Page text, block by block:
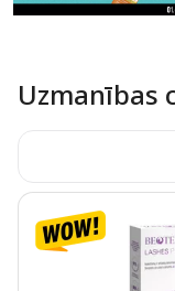
Uzmanības